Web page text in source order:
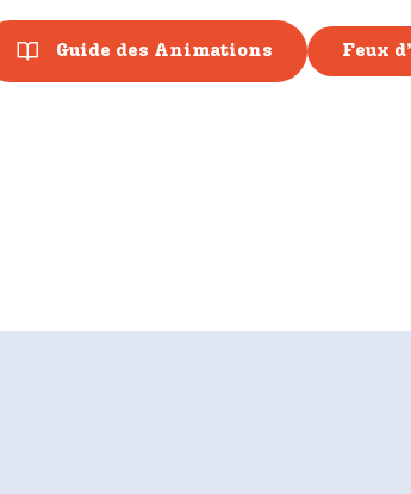
Guide des Animations Feux